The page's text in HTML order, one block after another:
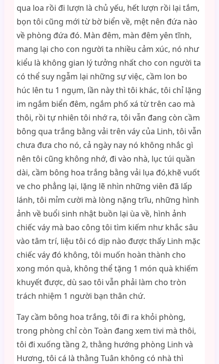
qua loa rồi đi lượn là chủ yếu, hết lượn rồi lại tắm,
bọn tôi cũng mới từ bờ biển về, mệt nên đứa nào
về phòng đứa đó. Màn đêm, màn đêm yên tĩnh,
mang lại cho con người ta nhiều cảm xúc, nó như
kiểu là không gian lý tưởng nhất cho con người ta
có thể suy ngẫm lại những sự việc, cầm lon bo
húc lên tu 1 ngụm, lần này thì tôi khác, tôi chỉ lặng
im ngắm biển đêm, ngắm phố xá từ trên cao mà
thôi, rồi tự nhiên tôi nhớ ra, tôi vẫn đang còn cầm
bông qua trắng bằng vải trên váy của Linh, tôi vẫn
chưa đưa cho nó, cả ngày nay nó không nhắc gì
nên tôi cũng không nhớ, đi vào nhà, lục túi quần
dài, cầm bông hoa trắng bằng vải lụa đó,khẽ vuốt
ve cho phẳng lại, lặng lẽ nhìn những viên đã lấp
lánh, tôi mỉm cười mà lòng nặng trĩu, những hình
ảnh về buổi sinh nhật buồn lại ùa về, hình ảnh
chiếc váy mà bao công tôi tìm kiếm như khắc sâu
vào tâm trí, liệu tôi có dịp nào được thấy Linh mặc
chiếc váy đó không, tôi muốn hoàn thành cho
xong món quà, không thể tặng 1 món quà khiếm
khuyết được, dù sao tôi vẫn phải làm cho tròn
trách nhiệm 1 người bạn thân chứ.
Tay cầm bông hoa trắng, tôi đi ra khỏi phòng,
trong phòng chỉ còn Toàn đang xem tivi mà thôi,
tôi đi xuống tầng 2, thằng hướng phòng Linh và
Hương, tôi cá là thằng Tuân không có nhà thì